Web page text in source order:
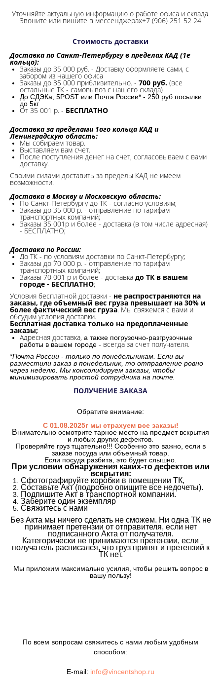
Уточняйте актуальную информацию о работе офиса и склада.
Звоните или пишите в мессенджерах+7 (906) 251 52 24
Стоимость доставки
Доставка по Санкт-Петербургу в пределах КАД (1е
кольцо):
Заказы до 35 000 руб. - Доставку оформляете сами, с
забором из нашего офиса
Заказы до 35 000 приблизительно. - 700 руб. (все
остальные ТК - самовывоз с нашего склада)
До СДЭКа, 5POST или Почта России* - 250 руб посылки
до 5кг
От 35 001 р. - БЕСПЛАТНО
Доставка за пределами 1ого кольца КАД и
Ленинградскую область:
Мы собираем товар.
Выставляем вам счет.
После поступления денег на счет, согласовываем с вами
доставку.
Своими силами доставить за пределы КАД не имеем
возможности.​
Доставка в Москву и Московскую область:
По Санкт-Петербургу до ТК - согласно условиям;
Заказы до 35 000 р. - отправление по тарифам
транспортных компаний;
Заказы 35 001р и более - доставка (в том числе адресная)
- БЕСПЛАТНО;
Доставка по России:
До ТК - по условиям доставки по Санкт-Петербургу;
Заказы до 70 000 р. - отправление по тарифам
транспортных компаний;
Заказы 70 001 р и более - доставка до ТК в вашем
городе - БЕСПЛАТНО;
Условия бесплатной доставки - не распространяются на
заказы, где объемный вес груза превышает на 30% и
более фактический вес груза. Мы свяжемся с вами и
обсудим условия доставки.
Бесплатная доставка только на предоплаченные
заказы;
Адресная доставка, а также погрузочно-разгрузочные
работы в вашем городе - всегда за счет получателя.
*Почта России - только по понедельникам. Если вы
разместили заказ в понедельник, то отправление ровно
через неделю. Мы консолидируем заказы, чтобы
минимизировать простой сотрудника на почте.
ПОЛУЧЕНИЕ ЗАКАЗА
Обратите внимание:
С 01.08.2025г мы страхуем все заказы!
Внимательно осмотрите тарное место на предмет вскрытия
и любых других дефектов.
Проверяйте груз тщательно!!! Особенно это важно, если в
заказе посуда или объемный товар.
Если посуда разбита, это будет слышно.
При условии обнаружения каких-то дефектов или
вскрытия:
Сфотографируйте коробки в помещении ТК,
Составьте Акт (подробно опишите все недочеты).
Подпишите Акт в транспортной компании.
Заберите один экземпляр
Свяжитесь с нами
Без Акта мы ничего сделать не сможем. Ни одна ТК не
принимает претензии от отправителя, если нет
подписанного Акта от получателя.
Категорически не принимаются претензии, если
получатель расписался, что груз принят и претензий к
ТК нет.
Мы приложим максимально усилия, чтобы решить вопрос в
вашу пользу!
По всем вопросам свяжитесь с нами любым удобным
способом:
E-mail: info@vincentshop.ru